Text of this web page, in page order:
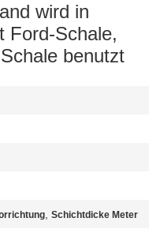
wird in
Ford-Schale,
benutzt
,Schichtdicke Meter